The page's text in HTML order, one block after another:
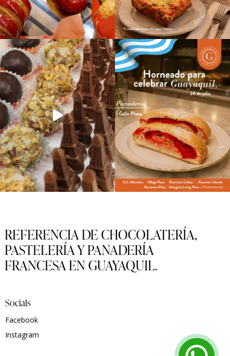
REFERENCIA DE CHOCOLATERÍA,
PASTELERÍA Y PANADERÍA
FRANCESA EN GUAYAQUIL.
Socials
Facebook
Instagram